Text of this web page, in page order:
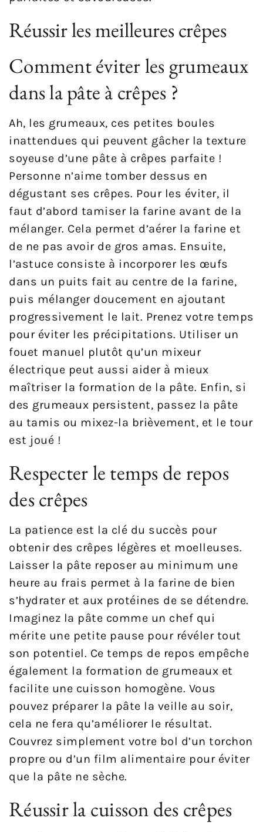
Réussir les meilleures crêpes
Comment éviter les grumeaux
dans la pâte à crêpes ?
Ah, les grumeaux, ces petites boules
inattendues qui peuvent gâcher la texture
soyeuse d’une pâte à crêpes parfaite !
Personne n’aime tomber dessus en
dégustant ses crêpes. Pour les éviter, il
faut d’abord tamiser la farine avant de la
mélanger. Cela permet d’aérer la farine et
de ne pas avoir de gros amas. Ensuite,
l’astuce consiste à incorporer les œufs
dans un puits fait au centre de la farine,
puis mélanger doucement en ajoutant
progressivement le lait. Prenez votre temps
pour éviter les précipitations. Utiliser un
fouet manuel plutôt qu’un mixeur
électrique peut aussi aider à mieux
maîtriser la formation de la pâte. Enfin, si
des grumeaux persistent, passez la pâte
au tamis ou mixez-la brièvement, et le tour
est joué !
Respecter le temps de repos
des crêpes
La patience est la clé du succès pour
obtenir des crêpes légères et moelleuses.
Laisser la pâte reposer au minimum une
heure au frais permet à la farine de bien
s’hydrater et aux protéines de se détendre.
Imaginez la pâte comme un chef qui
mérite une petite pause pour révéler tout
son potentiel. Ce temps de repos empêche
également la formation de grumeaux et
facilite une cuisson homogène. Vous
pouvez préparer la pâte la veille au soir,
cela ne fera qu’améliorer le résultat.
Couvrez simplement votre bol d’un torchon
propre ou d’un film alimentaire pour éviter
que la pâte ne sèche.
Réussir la cuisson des crêpes